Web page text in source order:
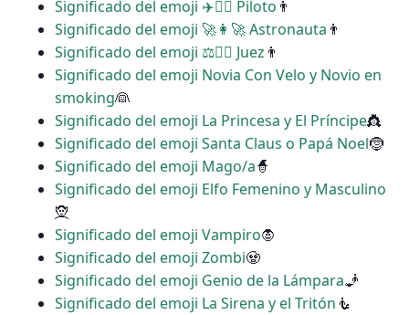
Significado del emoji ‍✈️👩‍✈️ Piloto 👨
Significado del emoji ‍🚀👩‍🚀 Astronauta 👨
Significado del emoji ‍⚖️👩‍⚖️ Juez 👨
Significado del emoji Novia Con Velo y Novio en
smoking👰
Significado del emoji La Princesa y El Príncipe👸
Significado del emoji Santa Claus o Papá Noel🤶
Significado del emoji Mago/a🧙
Significado del emoji Elfo Femenino y Masculino
🧝
Significado del emoji Vampiro🧛
Significado del emoji Zombi🧟
Significado del emoji Genio de la Lámpara🧞
Significado del emoji La Sirena y el Tritón 🧜